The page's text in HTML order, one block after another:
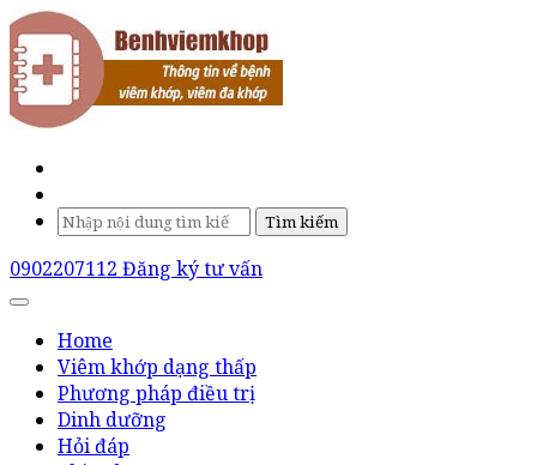
Tìm kiếm
0902207112 Đăng ký tư vấn
Home
Viêm khớp dạng thấp
Phương pháp điều trị
Dinh dưỡng
Hỏi đáp